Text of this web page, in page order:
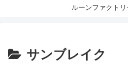
ルーンファクト
サンブレイク